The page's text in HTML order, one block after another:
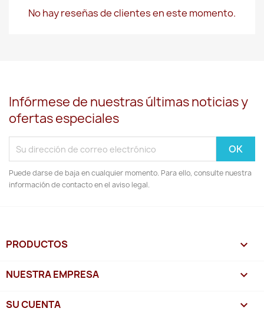
No hay reseñas de clientes en este momento.
Infórmese de nuestras últimas noticias y
ofertas especiales
Puede darse de baja en cualquier momento. Para ello, consulte nuestra
información de contacto en el aviso legal.
PRODUCTOS 
NUESTRA EMPRESA 
SU CUENTA 